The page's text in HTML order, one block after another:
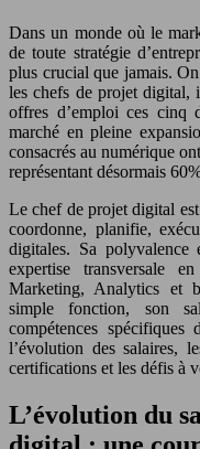
Dans un monde où le
de toute stratégie
plus crucial que jamais.
les chefs de projet digital,
offres d’emploi ces cinq
marché en pleine
consacrés au numérique
représentant désormais
Le chef de projet digital
coordonne, planifie,
digitales. Sa polyvalence
expertise transversale
Marketing, Analytics et
simple fonction, son
compétences
l’évolution des salaires,
certifications et les défis à
L’évolution du